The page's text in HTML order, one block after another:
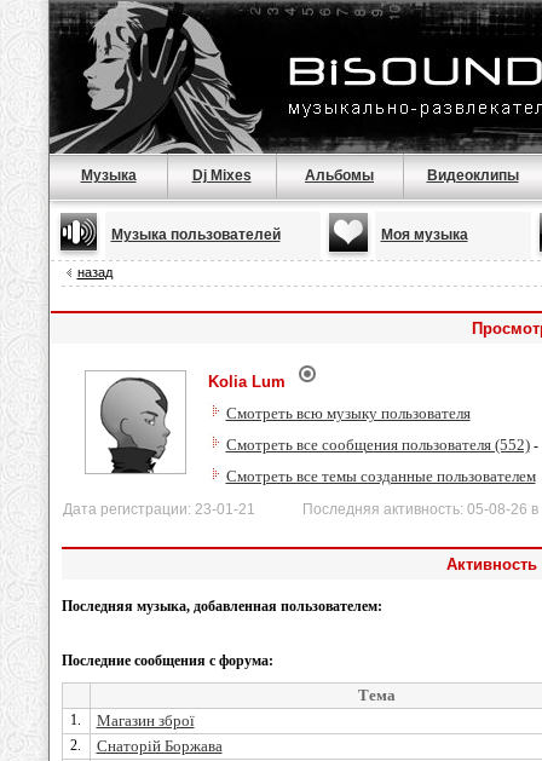
Музыка Dj Mixes Альбомы Видеоклипы
Музыка пользователей Моя музыка
назад
Kolia Lum
Смотреть всю музыку пользователя
Смотреть все сообщения пользователя (552)-
Смотреть все темы созданные пользователем
Дата регистрации: 23-01-21 Последняя активность: 05-08-26 в
Последняя музыка, добавленная пользователем:
Последние сообщения с форума:
Тема
1. Магазин зброї
2. Снаторій Боржава